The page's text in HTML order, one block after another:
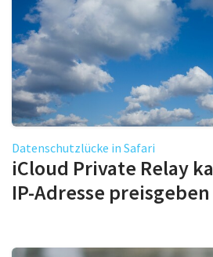
Datenschutzlücke in Safari
iCloud Private Relay
IP-Adresse preisgeben